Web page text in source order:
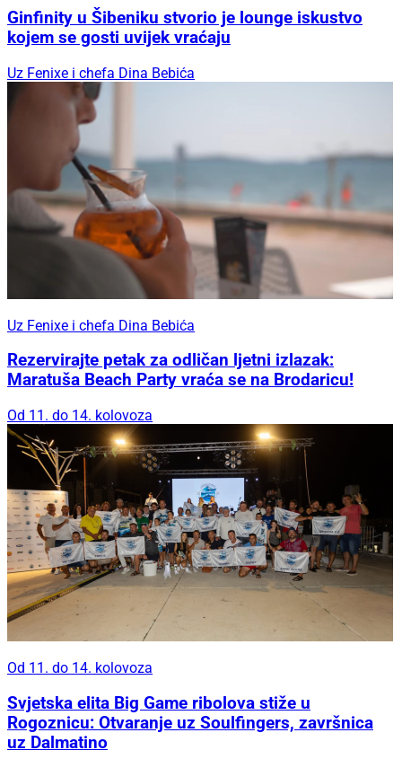
Ginfinity u Šibeniku stvorio je lounge iskustvo
kojem se gosti uvijek vraćaju
Uz Fenixe i chefa Dina Bebića
Uz Fenixe i chefa Dina Bebića
Rezervirajte petak za odličan ljetni izlazak:
Maratuša Beach Party vraća se na Brodaricu!
Od 11. do 14. kolovoza
Od 11. do 14. kolovoza
Svjetska elita Big Game ribolova stiže u
Rogoznicu: Otvaranje uz Soulfingers, završnica
uz Dalmatino